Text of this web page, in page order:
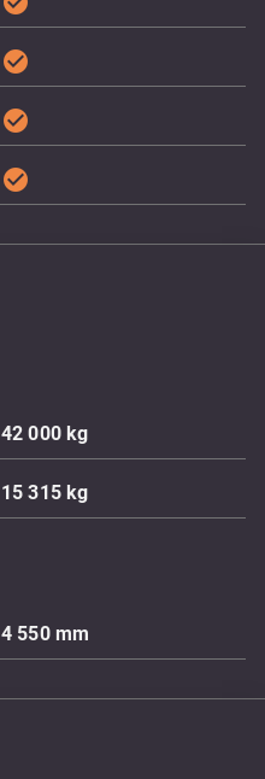
check_circle
check_circle
check_circle
42 000kg
15 315kg
4 550 mm